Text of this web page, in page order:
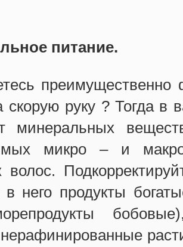
питание.
руку ? Тогда в
минеральных
микро – и
волос.
в него продукты